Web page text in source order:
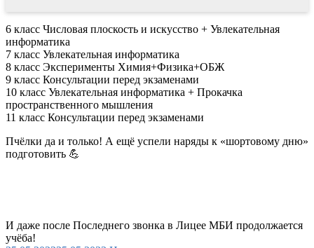
Перейти
к
содержимому
6 класс Числовая плоскость и искусство + Увлекательная
информатика
7 класс Увлекательная информатика
8 класс Эксперименты Химия+Физика+ОБЖ
9 класс Консультации перед экзаменами
10 класс Увлекательная информатика + Прокачка
пространственного мышления
11 класс Консультации перед экзаменами
Пчёлки да и только! А ещё успели наряды к «шортовому дню»
подготовить 💪
И даже после Последнего звонка в Лицее МБИ продолжается
учёба!